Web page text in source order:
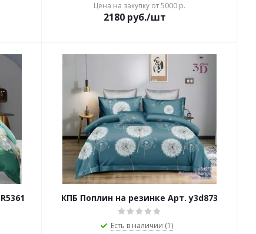
Цена на закупку от 5000 р.
2180 руб./шт
КПБ Поплин на резинке Арт. y3d873
Есть в наличии (1)